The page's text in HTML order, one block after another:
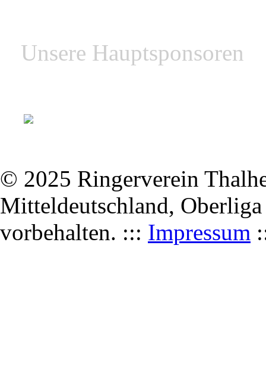
Unsere Hauptsponsoren
© 2025 Ringerverein
Mitteldeutschland,
vorbehalten. ::: Impressum